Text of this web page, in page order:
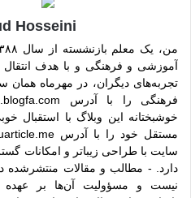
Hosseini
آموزشی و فرهنگی و با هدف
تجربه‌های دیگران، در مهرماه همان
خوشبختانه این وبلاگ با استقبال
سایت با طراحی زیباتر و امکانات
دارد. - مطالب و مقالات منتشرشده
نیست و مسؤولیت آن‌ها بر عهده